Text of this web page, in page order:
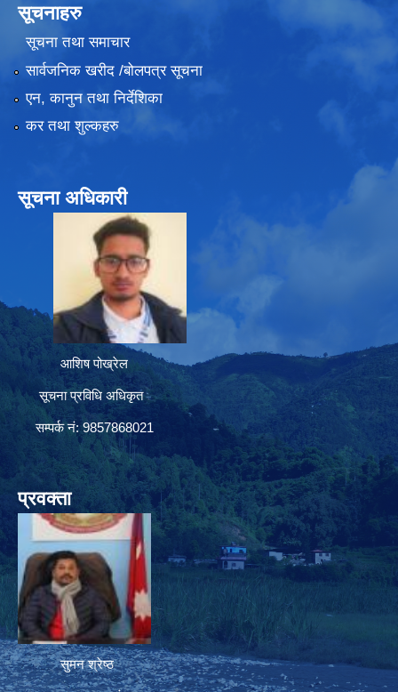
सूचनाहरु
सूचना तथा समाचार
सार्वजनिक खरीद /बोलपत्र सूचना
एन, कानुन तथा निर्देशिका
कर तथा शुल्कहरु
सूचना अधिकारी
आशिष पोख्रेल
सूचना प्रविधि अधिकृत
सम्पर्क नं: 9857868021
प्रवक्ता
सुमन श्रेष्ठ